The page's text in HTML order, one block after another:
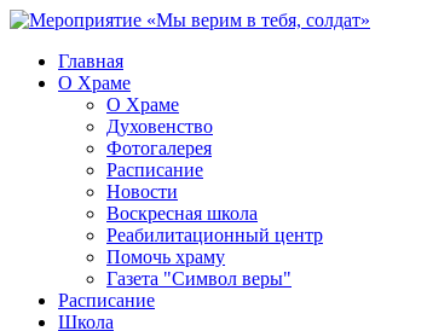
Главная
О Храме
О Храме
Духовенство
Фотогалерея
Расписание
Новости
Воскресная школа
Реабилитационный центр
Помочь храму
Газета "Символ веры"
Расписание
Школа